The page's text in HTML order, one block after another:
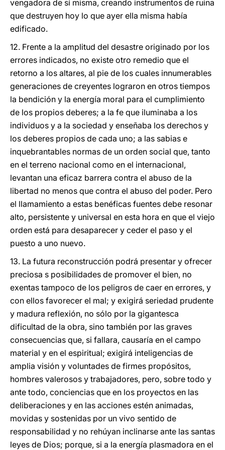
vengadora de sí misma, creando instrumentos de ruina
que destruyen hoy lo que ayer ella misma había
edificado.
12. Frente a la amplitud del desastre originado por los
errores indicados, no existe otro remedio que el
retorno a los altares, al pie de los cuales innumerables
generaciones de creyentes lograron en otros tiempos
la bendición y la energía moral para el cumplimiento
de los propios deberes; a la fe que iluminaba a los
individuos y a la sociedad y enseñaba los derechos y
los deberes propios de cada uno; a las sabias e
inquebrantables normas de un orden social que, tanto
en el terreno nacional como en el internacional,
levantan una eficaz barrera contra el abuso de la
libertad no menos que contra el abuso del poder. Pero
el llamamiento a estas benéficas fuentes debe resonar
alto, persistente y universal en esta hora en que el viejo
orden está para desaparecer y ceder el paso y el
puesto a uno nuevo.
13. La futura reconstrucción podrá presentar y ofrecer
preciosa s posibilidades de promover el bien, no
exentas tampoco de los peligros de caer en errores, y
con ellos favorecer el mal; y exigirá seriedad prudente
y madura reflexión, no sólo por la gigantesca
dificultad de la obra, sino también por las graves
consecuencias que, si fallara, causaría en el campo
material y en el espiritual; exigirá inteligencias de
amplia visión y voluntades de firmes propósitos,
hombres valerosos y trabajadores, pero, sobre todo y
ante todo, conciencias que en los proyectos en las
deliberaciones y en las acciones estén animadas,
movidas y sostenidas por un vivo sentido de
responsabilidad y no rehúyan inclinarse ante las santas
leyes de Dios; porque, si a la energía plasmadora en el